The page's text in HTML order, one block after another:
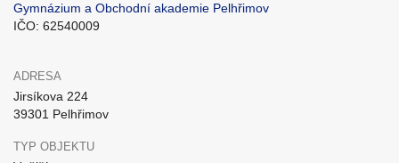
Gymnázium a Obchodní akademie Pelhřimov
IČO: 62540009
ADRESA
Jirsíkova 224
39301 Pelhřimov
TYP OBJEKTU